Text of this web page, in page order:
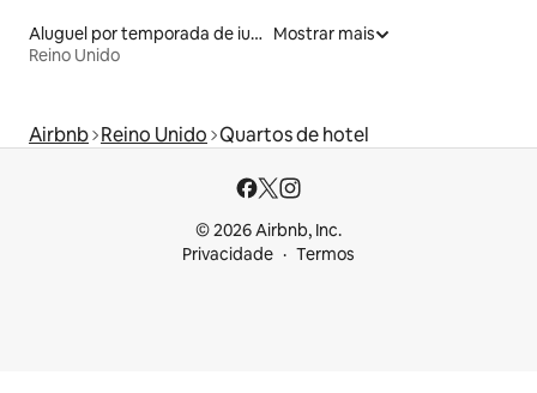
Aluguel por temporada de iurtas
Reino Unido
Mostrar mais
Airbnb Reino Unido Quartos de hotel
© 2026 Airbnb, Inc.
Privacidade
Termos